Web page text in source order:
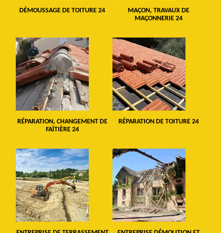
DÉMOUSSAGE DE TOITURE 24
MAÇON, TRAVAUX DE
MAÇONNERIE 24
RÉPARATION, CHANGEMENT DE
FAÎTIÈRE 24
RÉPARATION DE TOITURE 24